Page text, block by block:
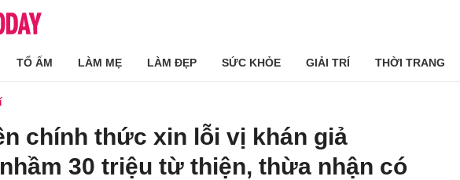
TỔ ẤM LÀM MẸ LÀM ĐẸP SỨC KHỎE GIẢI TRÍ THỜI TRANG
chính thức xin lỗi vị khán giả
30 triệu từ thiện, thừa nhận có